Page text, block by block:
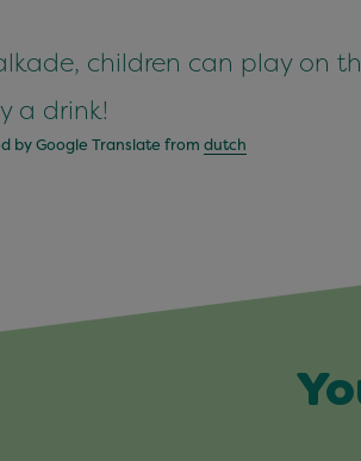
children can play on
a drink!
by Google Translate from dutch